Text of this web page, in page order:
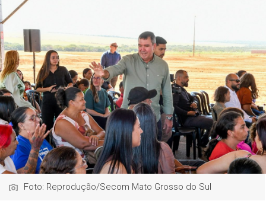
Foto: Reprodução/Secom Mato Grosso do Sul